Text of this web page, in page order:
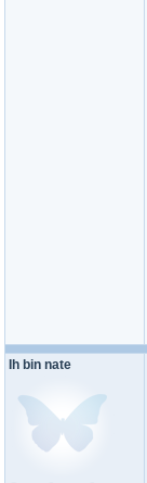
Ih bin nate